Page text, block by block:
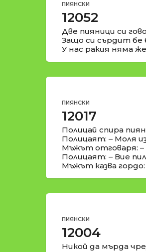
ПИЯНСКИ
12052
Две пияници си
Защо си сърдит бе
У нас ракия няма
ПИЯНСКИ
12017
Полицай спира
Полицаят: – Моля
Мъжът отговаря: –
Полицаят: – Вие
Мъжът казва гордо:
ПИЯНСКИ
12004
Никой да мърда